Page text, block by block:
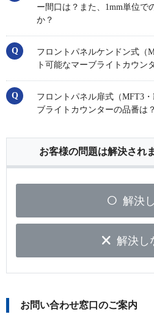
ー間口は？また、1mm単位で
か？
フロントパネルケンドン式（
ト可能なマーブライトカウン
フロントパネル扉式（MFT3
ブライトカウンターの品番は？
お客様の問題は解決され
解決
解決し
お問い合わせ窓口のご案内